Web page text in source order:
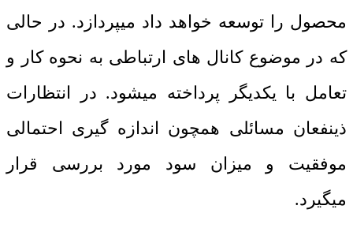
محصول را توسعه خواهد داد میپردازد. در حالی
که در موضوع کانال های ارتباطی به نحوه کار و
تعامل با یکدیگر پرداخته میشود. در انتظارات
ذینفعان مسائلی همچون اندازه گیری احتمالی
موفقیت و میزان سود مورد بررسی قرار
میگیرد.